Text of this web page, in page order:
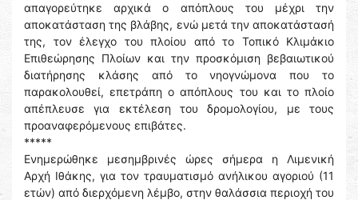
απαγορεύτηκε αρχικά ο απόπλους του μέχρι την
αποκατάσταση της βλάβης, ενώ μετά την αποκατάστασή
της, τον έλεγχο του πλοίου από το Τοπικό Κλιμάκιο
Επιθεώρησης Πλοίων και την προσκόμιση βεβαιωτικού
διατήρησης κλάσης από το νηογνώμονα που το
παρακολουθεί, επετράπη ο απόπλους του και το πλοίο
απέπλευσε για εκτέλεση του δρομολογίου, με τους
προαναφερόμενους επιβάτες.
*****
Ενημερώθηκε μεσημβρινές ώρες σήμερα η Λιμενική
Αρχή Ιθάκης, για τον τραυματισμό ανήλικου αγοριού (11
ετών) από διερχόμενη λέμβο, στην θαλάσσια περιοχή του